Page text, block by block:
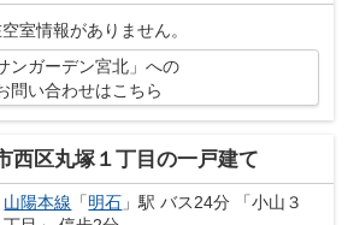
ートです！...
室情報がありません。
ンガーデン宮北」への
問い合わせはこちら
西区丸塚１丁目の一戸建て
山陽本線 「明石 」駅 バス24分 「小山３